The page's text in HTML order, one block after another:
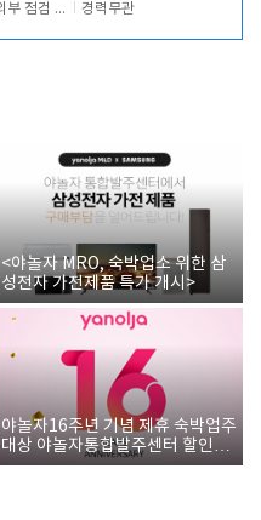
호텔 내 외부 점검 및 프런트 운영 경력무관
<야놀자 MRO, 숙박업소 위한 삼
성전자 가전제품 특가 개시>
야놀자16주년 기념 제휴 숙박업주
대상 야놀자통합발주센터 할인쿠
폰 증정